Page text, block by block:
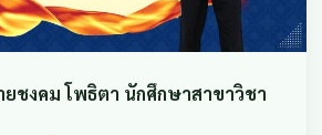
ชงคม โพธิตา นักศึกษาสาขาวิชา